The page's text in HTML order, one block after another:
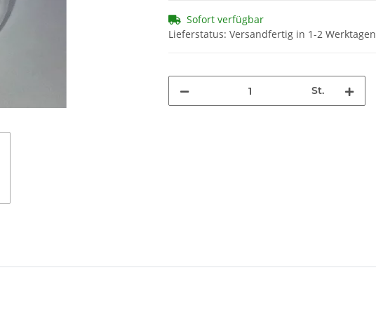
Sofort verfügbar
Lieferstatus: Versandfertig in 1-2 Werktagen
St.